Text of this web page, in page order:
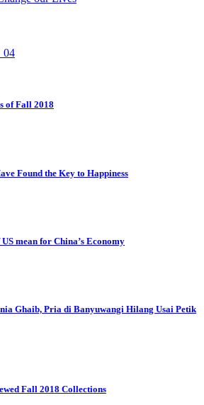
of Fall 2018
Found the Key to Happiness
mean for China’s Economy
Ghaib, Pria di Banyuwangi Hilang Usai Petik
Fall 2018 Collections